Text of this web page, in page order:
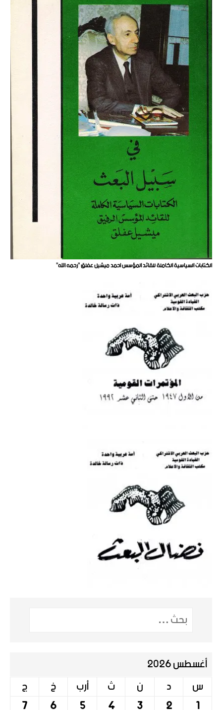
الكتابات السياسية الكاملة للقائد المؤسس احمد ميشيل عفلق "رحمه الله"
أغسطس 2026
س
د ن ث أرب خ ج